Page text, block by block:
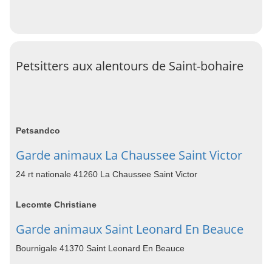
Petsitters aux alentours de Saint-bohaire
Petsandco
Garde animaux La Chaussee Saint Victor
24 rt nationale 41260 La Chaussee Saint Victor
Lecomte Christiane
Garde animaux Saint Leonard En Beauce
Bournigale 41370 Saint Leonard En Beauce